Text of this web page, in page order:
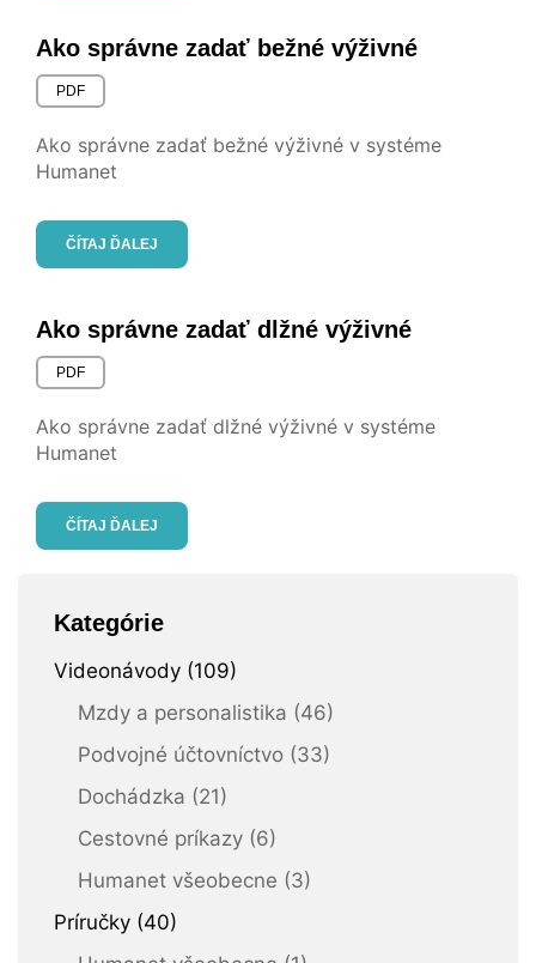
Ako správne zadať bežné výživné
PDF
Ako správne zadať bežné výživné v systéme
Humanet
ČÍTAJ ĎALEJ
Ako správne zadať dlžné výživné
PDF
Ako správne zadať dlžné výživné v systéme
Humanet
ČÍTAJ ĎALEJ
Kategórie
Videonávody (109)
Mzdy a personalistika (46)
Podvojné účtovníctvo (33)
Dochádzka (21)
Cestovné príkazy (6)
Humanet všeobecne (3)
Príručky (40)